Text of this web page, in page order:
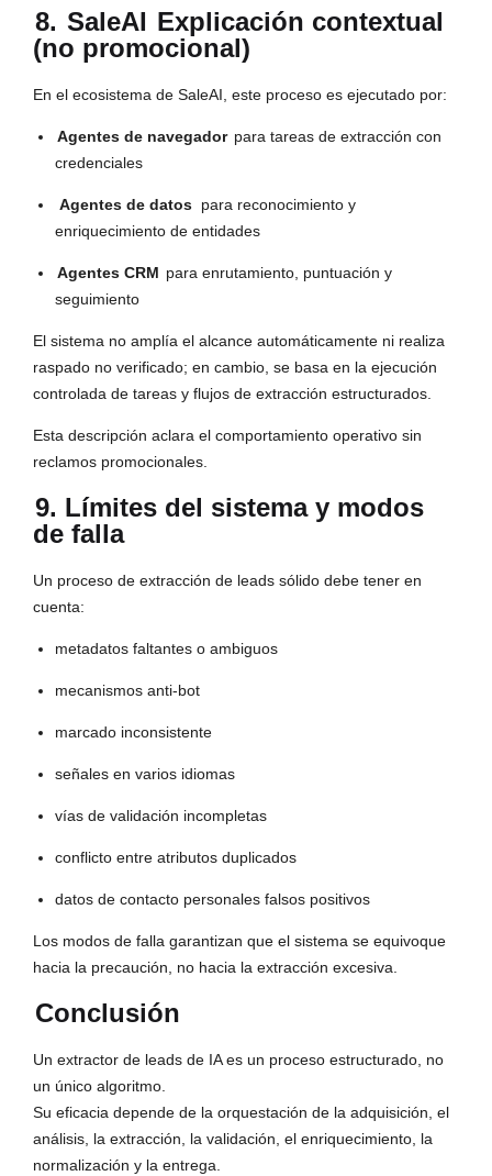
8. SaleAI Explicación contextual
(no promocional)
En el ecosistema de SaleAI, este proceso es ejecutado por:
Agentes de navegador para tareas de extracción con
credenciales
Agentes de datos para reconocimiento y
enriquecimiento de entidades
Agentes CRM para enrutamiento, puntuación y
seguimiento
El sistema no amplía el alcance automáticamente ni realiza
raspado no verificado; en cambio, se basa en la ejecución
controlada de tareas y flujos de extracción estructurados.
Esta descripción aclara el comportamiento operativo sin
reclamos promocionales.
9. Límites del sistema y modos
de falla
Un proceso de extracción de leads sólido debe tener en
cuenta:
metadatos faltantes o ambiguos
mecanismos anti-bot
marcado inconsistente
señales en varios idiomas
vías de validación incompletas
conflicto entre atributos duplicados
datos de contacto personales falsos positivos
Los modos de falla garantizan que el sistema se equivoque
hacia la precaución, no hacia la extracción excesiva.
Conclusión
Un extractor de leads de IA es un proceso estructurado, no
un único algoritmo.
Su eficacia depende de la orquestación de la adquisición, el
análisis, la extracción, la validación, el enriquecimiento, la
normalización y la entrega.